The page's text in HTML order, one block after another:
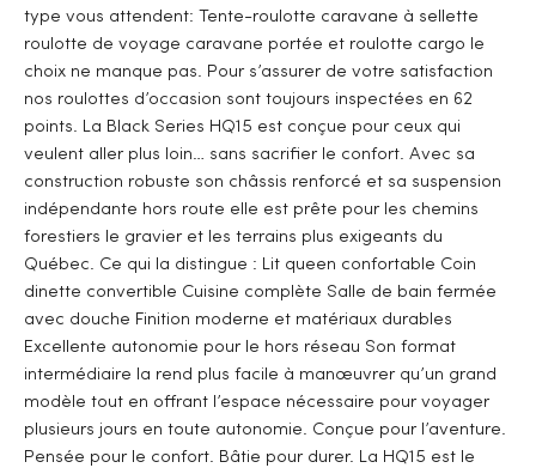
type vous attendent: Tente-roulotte caravane à sellette
roulotte de voyage caravane portée et roulotte cargo le
choix ne manque pas. Pour s’assurer de votre satisfaction
nos roulottes d’occasion sont toujours inspectées en 62
points. La Black Series HQ15 est conçue pour ceux qui
veulent aller plus loin… sans sacrifier le confort. Avec sa
construction robuste son châssis renforcé et sa suspension
indépendante hors route elle est prête pour les chemins
forestiers le gravier et les terrains plus exigeants du
Québec. Ce qui la distingue : Lit queen confortable Coin
dinette convertible Cuisine complète Salle de bain fermée
avec douche Finition moderne et matériaux durables
Excellente autonomie pour le hors réseau Son format
intermédiaire la rend plus facile à manœuvrer qu’un grand
modèle tout en offrant l’espace nécessaire pour voyager
plusieurs jours en toute autonomie. Conçue pour l’aventure.
Pensée pour le confort. Bâtie pour durer. La HQ15 est le